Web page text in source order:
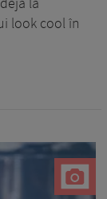
look cool în